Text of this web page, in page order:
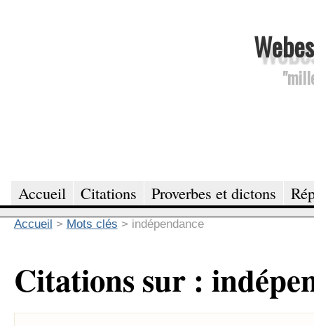
Accueil Citations Proverbes et dictons
Accueil > Mots clés > indépendance
Citations sur :